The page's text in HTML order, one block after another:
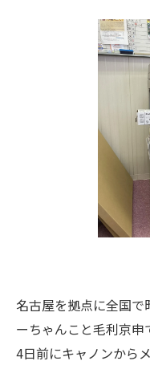
名古屋を拠点に全国
ーちゃんこと毛利京申
4日前にキャノンから